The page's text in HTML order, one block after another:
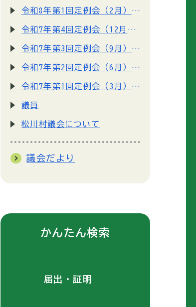
令和8年第1回定例会（2月）の請願・陳情の手続きについて
令和7年第4回定例会（12月）の請願・陳情の手続きについて
令和7年第3回定例会（9月）の請願・陳情の手続きについて
令和7年第2回定例会（6月）の請願・陳情の手続きについて
令和7年第1回定例会（3月）の請願・陳情の手続きについて
議員
松川村議会について
議会だより
かんたん検索
届出・証明